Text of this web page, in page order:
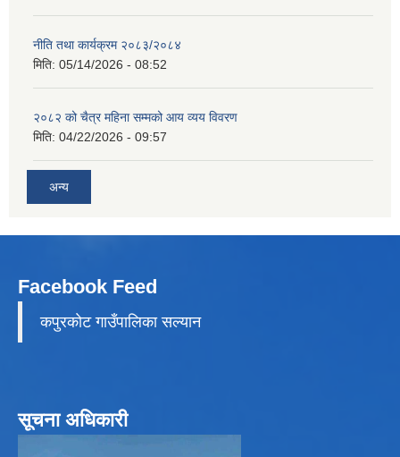
नीति तथा कार्यक्रम २०८३/२०८४
मिति: 05/14/2026 - 08:52
२०८२ को चैत्र महिना सम्मको आय व्यय विवरण
मिति: 04/22/2026 - 09:57
अन्य
Facebook Feed
कपुरकाेट गाउँपालिका सल्यान
सूचना अधिकारी